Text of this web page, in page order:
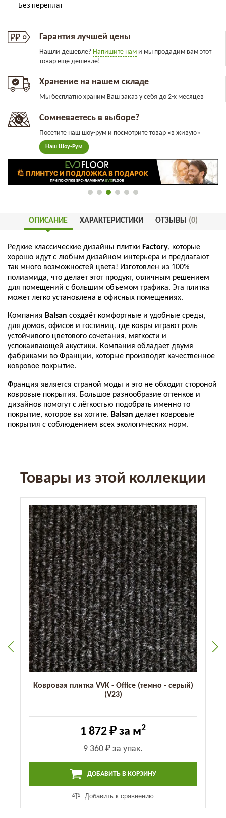
Гарантия лучшей цены
Нашли дешевле? Напишите нам и мы продадим вам этот
товар еще дешевле!
Хранение на нашем складе
Мы бесплатно храним Ваш заказ у себя до 2-х месяцев
Сомневаетесь в выборе?
Посетите наш шоу-рум и посмотрите товар «в живую»
Наш Шоу-Рум
ОПИСАНИЕ ХАРАКТЕРИСТИКИ ОТЗЫВЫ (0)
Редкие классические дизайны плитки Factory, которые
хорошо идут с любым дизайном интерьера и предлагают
так много возможностей цвета! Изготовлен из 100%
полиамида, что делает этот продукт, отличным решением
для помещений с большим объемом трафика. Эта плитка
может легко установлена в офисных помещениях.
Компания Balsan создаёт комфортные и удобные среды,
для домов, офисов и гостиниц, где ковры играют роль
устойчивого цветового сочетания, мягкости и
успокаивающей акустики. Компания обладает двумя
фабриками во Франции, которые производят качественное
ковровое покрытие.
Франция является страной моды и это не обходит стороной
ковровые покрытия. Большое разнообразие оттенков и
дизайнов помогут с лёгкостью подобрать именно то
покрытие, которое вы хотите. Balsan делает ковровые
покрытия с соблюдением всех экологических норм.
Товары из этой коллекции
Ковровая плитка VVK - Office (темно - серый)
(V23)
1 872 ₽ за м2
9 360 ₽ за упак.
ДОБАВИТЬ В КОРЗИНУ
Добавить к сравнению